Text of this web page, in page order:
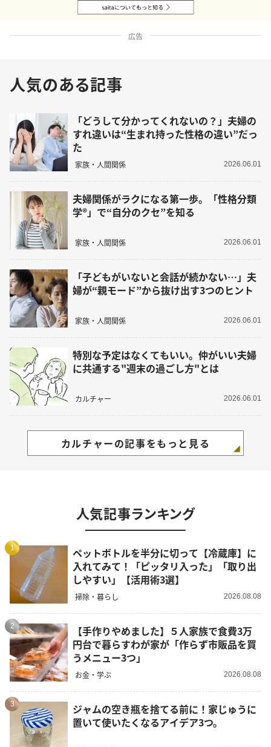
広告
人気のある記事
「どうして分かってくれないの？」夫婦の
すれ違いは“生まれ持った性格の違い”だっ
た
家族・人間関係 2026.06.01
夫婦関係がラクになる第一歩。「性格分類
学®」で“自分のクセ”を知る
家族・人間関係 2026.06.01
「子どもがいないと会話が続かない…」夫
婦が“親モード”から抜け出す3つのヒント
家族・人間関係 2026.06.01
特別な予定はなくてもいい。仲がいい夫婦
に共通する"週末の過ごし方"とは
カルチャー 2026.06.01
カルチャーの記事をもっと見る
人気記事ランキング
1
ペットボトルを半分に切って【冷蔵庫】に
入れてみて！「ピッタリ入った」「取り出
しやすい」【活用術3選】
掃除・暮らし 2026.08.08
2
【手作りやめました】５人家族で食費3万
円台で暮らすわが家が「作らず市販品を買
うメニュー3つ」
お金・学ぶ 2026.08.08
3
ジャムの空き瓶を捨てる前に！家じゅうに
置いて使いたくなるアイデア3つ。